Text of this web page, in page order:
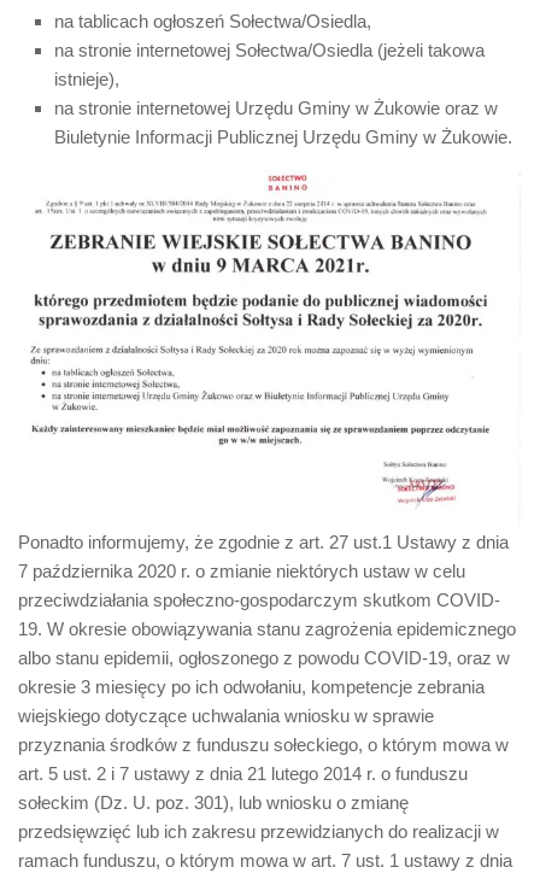
na tablicach ogłoszeń Sołectwa/Osiedla,
na stronie internetowej Sołectwa/Osiedla (jeżeli takowa
istnieje),
na stronie internetowej Urzędu Gminy w Żukowie oraz w
Biuletynie Informacji Publicznej Urzędu Gminy w Żukowie.
Ponadto informujemy, że zgodnie z art. 27 ust.1 Ustawy z dnia
7 października 2020 r. o zmianie niektórych ustaw w celu
przeciwdziałania społeczno-gospodarczym skutkom COVID-
19. W okresie obowiązywania stanu zagrożenia epidemicznego
albo stanu epidemii, ogłoszonego z powodu COVID-19, oraz w
okresie 3 miesięcy po ich odwołaniu, kompetencje zebrania
wiejskiego dotyczące uchwalania wniosku w sprawie
przyznania środków z funduszu sołeckiego, o którym mowa w
art. 5 ust. 2 i 7 ustawy z dnia 21 lutego 2014 r. o funduszu
sołeckim (Dz. U. poz. 301), lub wniosku o zmianę
przedsięwzięć lub ich zakresu przewidzianych do realizacji w
ramach funduszu, o którym mowa w art. 7 ust. 1 ustawy z dnia